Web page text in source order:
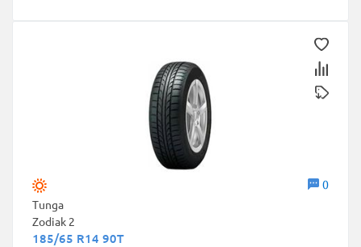
0
Tunga
Zodiak 2
185/65 R14 90T